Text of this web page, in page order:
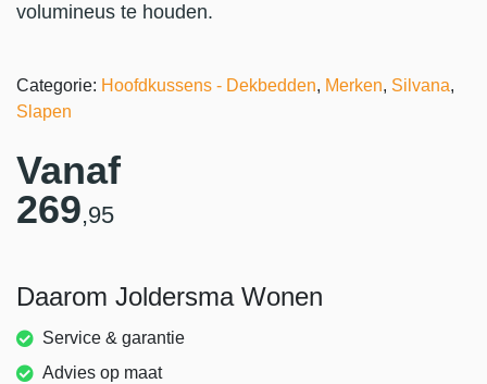
volumineus te houden.
Categorie: Hoofdkussens - Dekbedden, Merken, Silvana,
Slapen
Vanaf
269,95
Daarom Joldersma Wonen
Service & garantie
Advies op maat